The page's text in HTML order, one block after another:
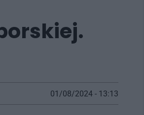
01/08/2024 - 13:13